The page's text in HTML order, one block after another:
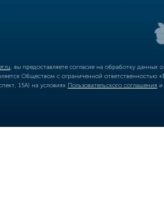
, вы предоставляете согласие на обработку
Обществом с ограниченной
15А) на условиях Пользовательского соглашения и